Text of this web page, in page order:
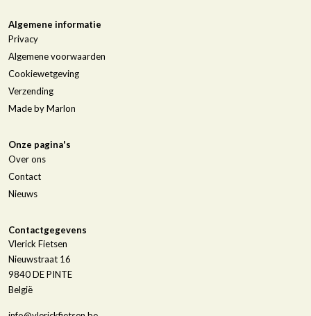
Algemene informatie
Privacy
Algemene voorwaarden
Cookiewetgeving
Verzending
Made by Marlon
Onze pagina's
Over ons
Contact
Nieuws
Contactgegevens
Vlerick Fietsen
Nieuwstraat 16
9840DE PINTE
België